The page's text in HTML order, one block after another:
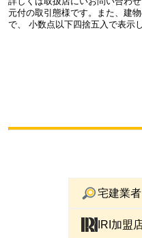
元付の取引態様です。また、建
で、 小数点以下四捨五入で表示
宅建業
IRI加盟